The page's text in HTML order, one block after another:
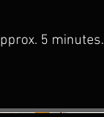
5 minutes.